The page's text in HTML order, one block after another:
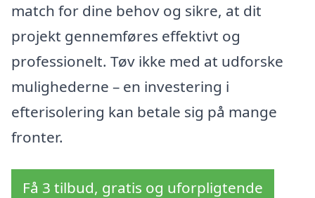
match for dine behov og sikre, at dit
projekt gennemføres effektivt og
professionelt. Tøv ikke med at udforske
mulighederne – en investering i
efterisolering kan betale sig på mange
fronter.
Få 3 tilbud, gratis og uforpligtende